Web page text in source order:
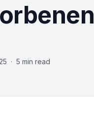
· 5 min read